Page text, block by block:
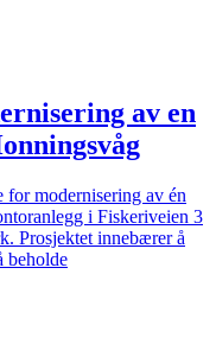
av en
for modernisering av én
i Fiskeriveien 3
Prosjektet innebærer å
beholde